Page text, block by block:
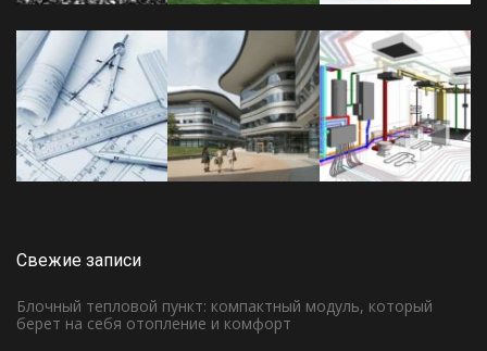
Свежие записи
Блочный тепловой пункт: компактный модуль, который
берет на себя отопление и комфорт